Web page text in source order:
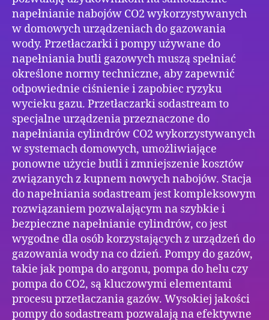
napełnianie nabojów CO2 wykorzystywanych
w domowych urządzeniach do gazowania
wody. Przetłaczarki i pompy używane do
napełniania butli gazowych muszą spełniać
określone normy techniczne, aby zapewnić
odpowiednie ciśnienie i zapobiec ryzyku
wycieku gazu. Przetłaczarki sodastream to
specjalne urządzenia przeznaczone do
napełniania cylindrów CO2 wykorzystywanych
w systemach domowych, umożliwiające
ponowne użycie butli i zmniejszenie kosztów
związanych z kupnem nowych nabojów. Stacja
do napełniania sodastream jest kompleksowym
rozwiązaniem pozwalającym na szybkie i
bezpieczne napełnianie cylindrów, co jest
wygodne dla osób korzystających z urządzeń do
gazowania wody na co dzień. Pompy do gazów,
takie jak pompa do argonu, pompa do helu czy
pompa do CO2, są kluczowymi elementami
procesu przetłaczania gazów. Wysokiej jakości
pompy do sodastream pozwalają na efektywne